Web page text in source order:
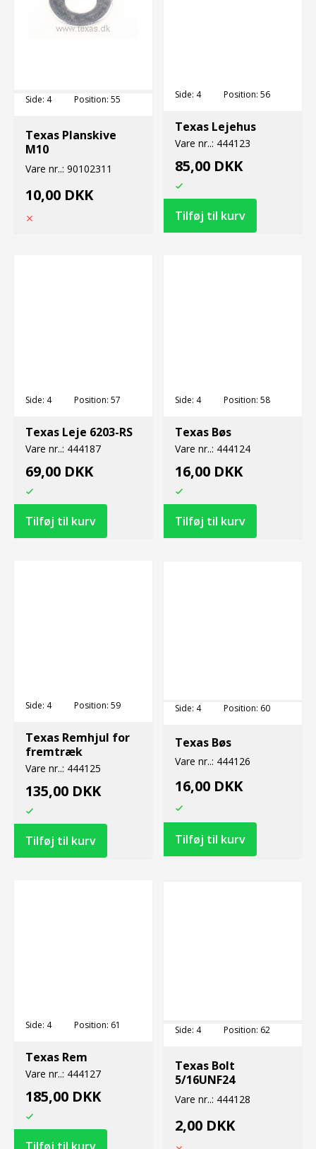
Side: 4 Position: 55
Texas Planskive
M10
Vare nr..: 90102311
10,00 DKK
Side: 4 Position: 56
Texas Lejehus
Vare nr..: 444123
85,00 DKK
Side: 4 Position: 57
Texas Leje 6203-RS
Vare nr..: 444187
69,00 DKK
Side: 4 Position: 58
Texas Bøs
Vare nr..: 444124
16,00 DKK
Side: 4 Position: 59
Texas Remhjul for
fremtræk
Vare nr..: 444125
135,00 DKK
Side: 4 Position: 60
Texas Bøs
Vare nr..: 444126
16,00 DKK
Side: 4 Position: 61
Texas Rem
Vare nr..: 444127
185,00 DKK
Side: 4 Position: 62
Texas Bolt
5/16UNF24
Vare nr..: 444128
2,00 DKK